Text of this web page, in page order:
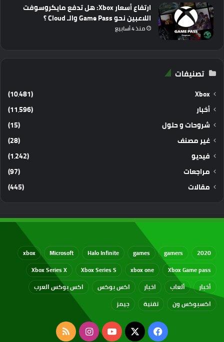
ارتفاع أسعار Xbox: هل تدفع مايكروسوفت
اللاعبين نحو Game Pass والـ Cloud ؟
منذ 4 أسابيع
تصنيفات
Xbox
(10٬481)
أخبار
(11٬596)
شروحات و حلول
(15)
غير مصنف
(28)
فيديو
(1٬242)
مراجعات
(97)
مقالات
(445)
2020
gamers
games
Halo Infinite
Microsoft
xbox
Xbox Game pass
xbox one
Xbox Series S
Xbox Series X
أخبار
ألعاب اخبار اكس بوكس
اكس بوكس العرب
اكسبوكس ون
تقنية جيمز
فيسبوك
‫X
‫YouTubeانستقرامملخص